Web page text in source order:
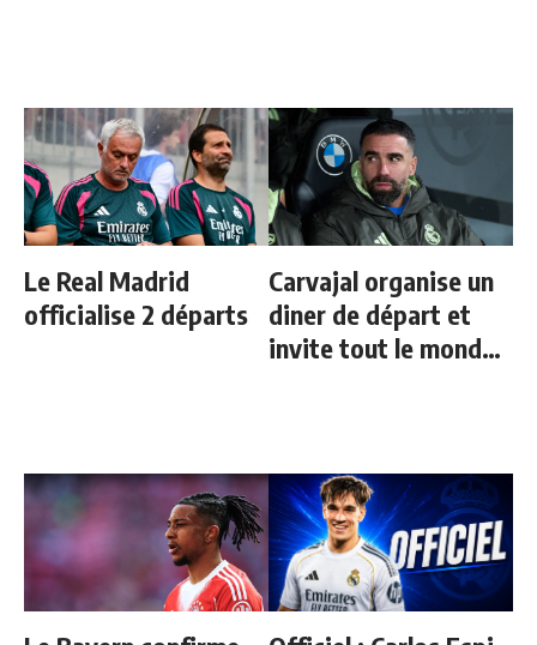
Le Real Madrid
officialise 2 départs
Carvajal organise un
diner de départ et
invite tout le monde